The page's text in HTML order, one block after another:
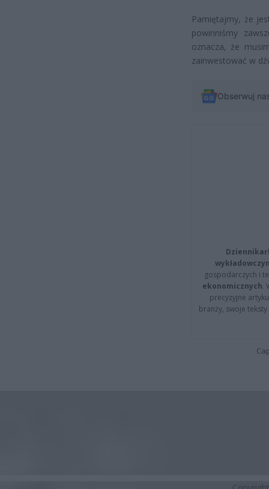
Pamiętajmy, że
powinniśmy
oznacza, że
zainwestować w
Obserwuj
gospodarczych i
ekonomicznych.
precyzyjne
branży, swoje